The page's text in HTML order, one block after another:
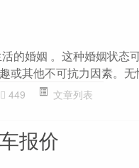
的婚姻 。这种婚姻状态
或其他不可抗力因素。无
449 文章列表
报价